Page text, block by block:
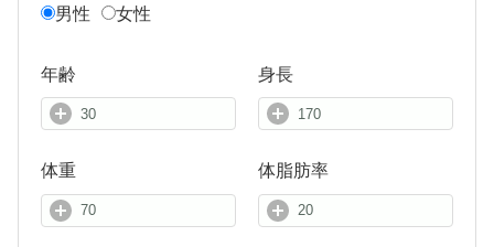
男性
女性
年齢 身長
体重 体脂肪率